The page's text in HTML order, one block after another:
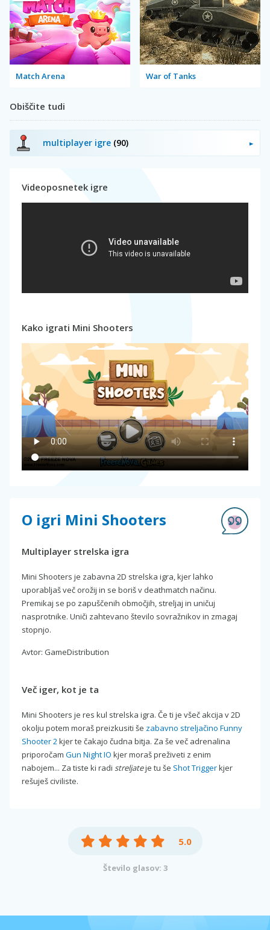
Match Arena War of Tanks
Obiščite tudi
multiplayer igre (90)
Videoposnetek igre
Kako igrati Mini Shooters
O igri Mini Shooters
Multiplayer strelska igra
Mini Shooters je zabavna 2D strelska igra, kjer lahko
uporabljaš več orožij in se boriš v deathmatch načinu.
Premikaj se po zapuščenih območjih, streljaj in uničuj
nasprotnike. Uniči zahtevano število sovražnikov in zmagaj
stopnjo.
Avtor: GameDistribution
Več iger, kot je ta
Mini Shooters je res kul strelska igra. Če ti je všeč akcija v 2D
okolju potem moraš preizkusiti še zabavno streljačino Funny
Shooter 2kjer te čakajo čudna bitja. Za še več adrenalina
priporočam Gun Night IO kjer moraš preživeti z enim
nabojem... Za tiste ki radi streljateje tu še Shot Triggerkjer
rešuješ civiliste.
5.0
Število glasov: 3